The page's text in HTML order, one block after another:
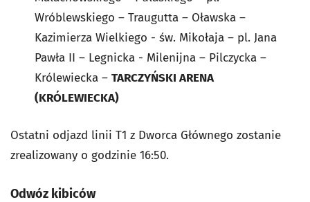
Wróblewskiego – Traugutta – Oławska –
Kazimierza Wielkiego - św. Mikołaja – pl. Jana
Pawła II – Legnicka - Milenijna – Pilczycka –
Królewiecka – TARCZYŃSKI ARENA
(KRÓLEWIECKA)
Ostatni odjazd linii T1 z Dworca Głównego zostanie
zrealizowany o godzinie 16:50.
Odwóz kibiców